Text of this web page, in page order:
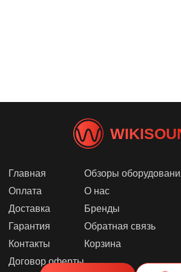
Главная
Оплата
Доставка
Гарантия
Контакты
Договор оферты
Обзоры
О нас
Бренды
Обратная связь
Корзина